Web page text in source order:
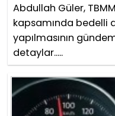
Abdullah Güler,
kapsamında bedelli
yapılmasının
detaylar.....